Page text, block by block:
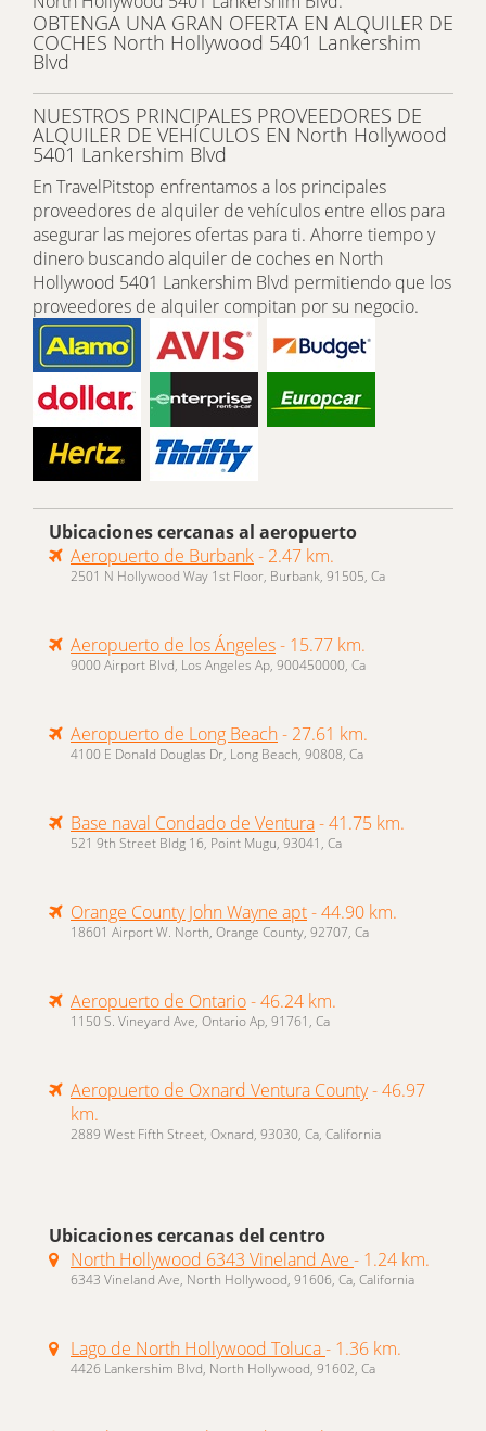
OBTENGA UNA GRAN OFERTA EN ALQUILER DE
COCHES North Hollywood 5401 Lankershim
Blvd
NUESTROS PRINCIPALES PROVEEDORES DE
ALQUILER DE VEHÍCULOS EN North Hollywood
5401 Lankershim Blvd
En TravelPitstop enfrentamos a los principales
proveedores de alquiler de vehículos entre ellos para
asegurar las mejores ofertas para ti. Ahorre tiempo y
dinero buscando alquiler de coches en North
Hollywood 5401 Lankershim Blvd permitiendo que los
proveedores de alquiler compitan por su negocio.
Ubicaciones cercanas al aeropuerto
Aeropuerto de Burbank- 2.47 km.
2501 N Hollywood Way 1st Floor, Burbank, 91505, Ca
Aeropuerto de los Ángeles- 15.77 km.
9000 Airport Blvd, Los Angeles Ap, 900450000, Ca
Aeropuerto de Long Beach- 27.61 km.
4100 E Donald Douglas Dr, Long Beach, 90808, Ca
Base naval Condado de Ventura- 41.75 km.
521 9th Street Bldg 16, Point Mugu, 93041, Ca
Orange County John Wayne apt- 44.90 km.
18601 Airport W. North, Orange County, 92707, Ca
Aeropuerto de Ontario- 46.24 km.
1150 S. Vineyard Ave, Ontario Ap, 91761, Ca
Aeropuerto de Oxnard Ventura County- 46.97
km.
2889 West Fifth Street, Oxnard, 93030, Ca, California
Ubicaciones cercanas del centro
North Hollywood 6343 Vineland Ave - 1.24 km.
6343 Vineland Ave, North Hollywood, 91606, Ca, California
Lago de North Hollywood Toluca- 1.36 km.
4426 Lankershim Blvd, North Hollywood, 91602, Ca